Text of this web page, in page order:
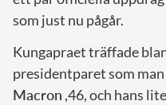
som just nu pågår.
Kungapraet träffade
presidentparet som
Macron ,46, och hans